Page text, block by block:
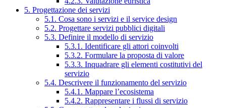
5. Progettazione dei servizi
5.1. Cosa sono i servizi e il service design
5.2. Progettare servizi pubblici digitali
5.3. Definire il modello di servizio
5.3.1. Identificare gli attori coinvolti
5.3.2. Formulare la proposta di valore
5.3.3. Inquadrare gli elementi costitutivi del
servizio
5.4. Descrivere il funzionamento del servizio
5.4.1. Mappare l’ecosistema
5.4.2. Rappresentare i flussi di servizio